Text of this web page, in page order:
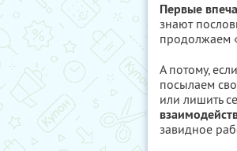
Первые
знают
продолжаем
А потому,
посылаем
или лишить
завидное